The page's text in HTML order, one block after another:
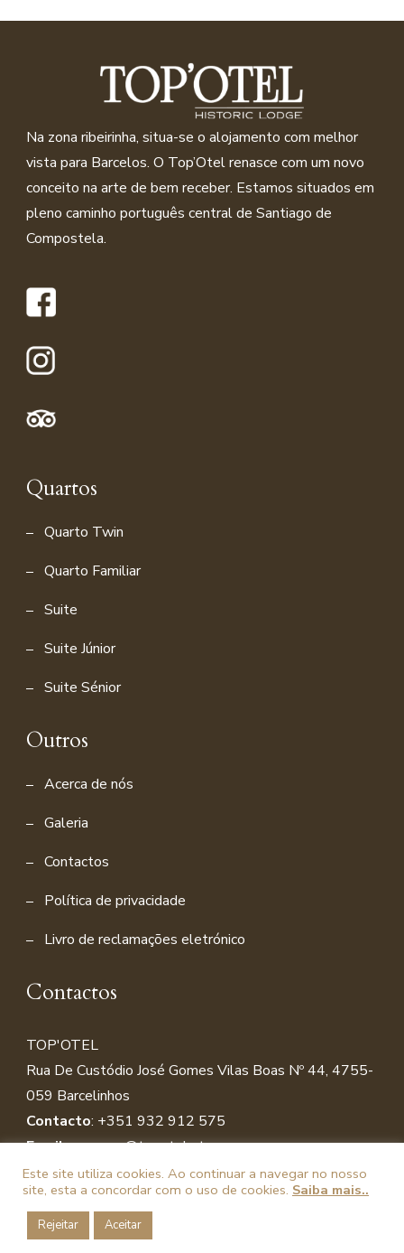
Na zona ribeirinha, situa-se o alojamento com melhor
vista para Barcelos. O Top’Otel renasce com um novo
conceito na arte de bem receber. Estamos situados em
pleno caminho português central de Santiago de
Compostela.
Quartos
Quarto Twin
Quarto Familiar
Suite
Suite Júnior
Suite Sénior
Outros
Acerca de nós
Galeria
Contactos
Política de privacidade
Livro de reclamações eletrónico
Contactos
TOP'OTEL
Rua De Custódio José Gomes Vilas Boas Nº 44, 4755-
059 Barcelinhos
Contacto: +351 932 912 575
Email:reservas@topotel.pt
© Copyright 2026
Política de Privacidade
Este site utiliza cookies. Ao continuar a navegar no nosso
site, esta a concordar com o uso de cookies. Saiba mais..
Rejeitar Aceitar